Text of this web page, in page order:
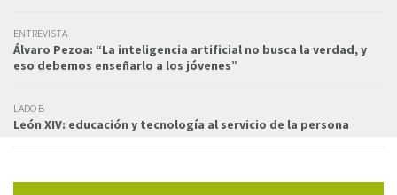
ENTREVISTA
Álvaro Pezoa: “La inteligencia artificial no busca la verdad, y
eso debemos enseñarlo a los jóvenes”
LADO B
León XIV: educación y tecnología al servicio de la persona